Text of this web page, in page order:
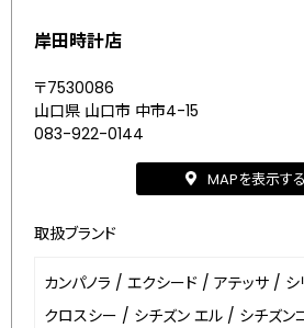
岸田時計店
〒7530086
山口県 山口市 中市4-15
083-922-0144
MAPを表示する
取扱ブランド
カンパノラ / エクシード / アテッサ / シ
クロスシー / シチズン エル / シチズン